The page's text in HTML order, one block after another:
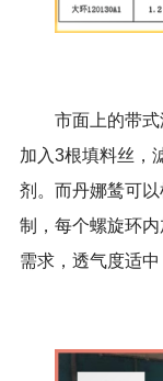
市面上的带
加入3根填料丝，
剂。而丹娜鸶可
制，每个螺旋环
需求，透气度适中